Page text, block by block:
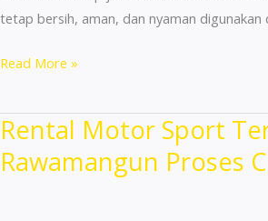
tetap bersih, aman, dan nyaman digunakan
Sewa
Ojek
Online
Daerah
Read More »
Rental Motor Sport
Rawamangun Proses